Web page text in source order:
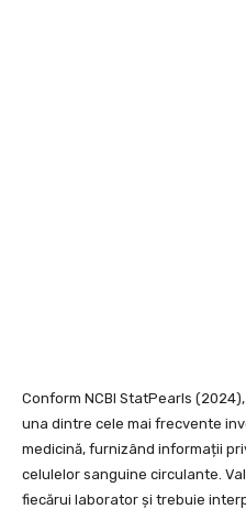
Conform NCBI StatPearls
una dintre cele mai frecvente
medicină, furnizând informații
celulelor sanguine circulante.
fiecărui laborator și trebuie